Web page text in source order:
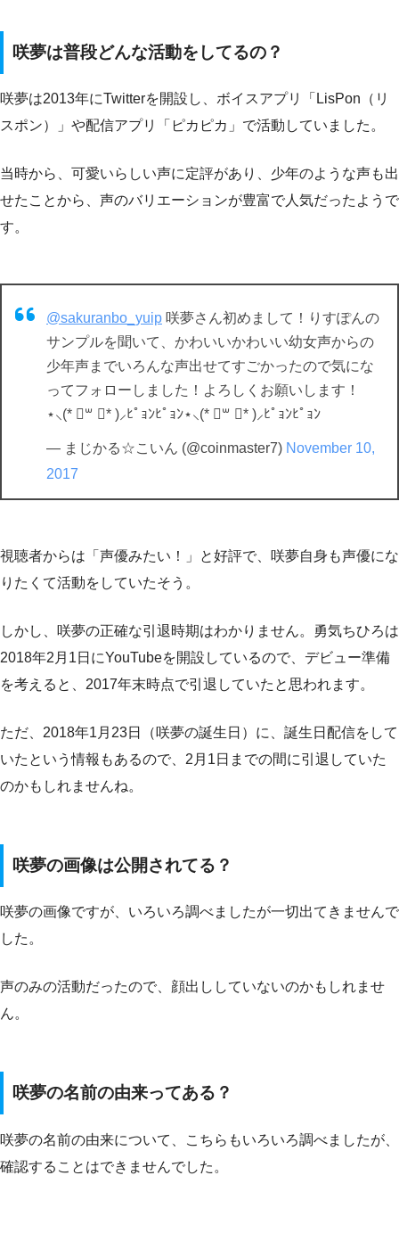
咲夢は普段どんな活動をしてるの？
咲夢は2013年にTwitterを開設し、ボイスアプリ「LisPon（リ
スポン）」や配信アプリ「ピカピカ」で活動していました。
当時から、可愛いらしい声に定評があり、少年のような声も出
せたことから、声のバリエーションが豊富で人気だったようで
す。
@sakuranbo_yuip 咲夢さん初めまして！りすぽんの
サンプルを聞いて、かわいいかわいい幼女声からの
少年声までいろんな声出せてすごかったので気にな
ってフォローしました！よろしくお願いします！
⋆⸜(* ॑꒳ ॑* )⸝ﾋﾟｮﾝﾋﾟｮﾝ⋆⸜(* ॑꒳ ॑* )⸝ﾋﾟｮﾝﾋﾟｮﾝ
— まじかる☆こいん (@coinmaster7) November 10,
2017
視聴者からは「声優みたい！」と好評で、咲夢自身も声優にな
りたくて活動をしていたそう。
しかし、咲夢の正確な引退時期はわかりません。勇気ちひろは
2018年2月1日にYouTubeを開設しているので、デビュー準備
を考えると、2017年末時点で引退していたと思われます。
ただ、2018年1月23日（咲夢の誕生日）に、誕生日配信をして
いたという情報もあるので、2月1日までの間に引退していた
のかもしれませんね。
咲夢の画像は公開されてる？
咲夢の画像ですが、いろいろ調べましたが一切出てきませんで
した。
声のみの活動だったので、顔出ししていないのかもしれませ
ん。
咲夢の名前の由来ってある？
咲夢の名前の由来について、こちらもいろいろ調べましたが、
確認することはできませんでした。